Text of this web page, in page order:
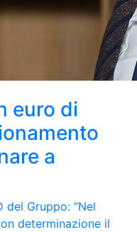
euro di
a
del Gruppo: “Nel
determinazione il